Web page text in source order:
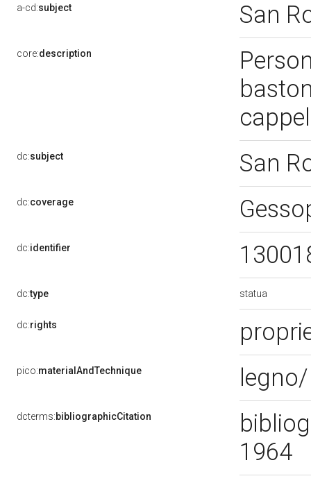
a-cd:subject San
core:description
dc:subject San
dc:coverage
dc:identifier
dc:type statua
dc:rights
pico:materialAndTechnique
dcterms:bibliographicCitation
1964